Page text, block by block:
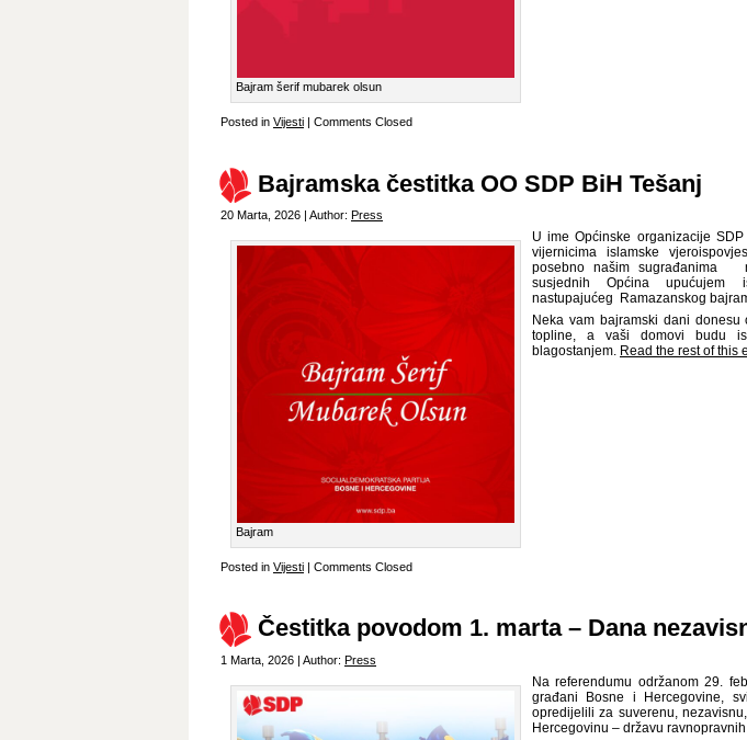
Bajram šerif mubarek olsun
Posted in Vijesti Comments Closed
Bajramska čestitka OO SDP BiH Tešanj
20 Marta, 2026 | Author: Press
Bajram
U ime Općinske organizacije
vijernicima islamske
posebno našim sugrađanima
susjednih Općina upućujem
nastupajućeg Ramazanskog
Neka vam bajramski dani
topline, a vaši domovi budu
blagostanjem. Read the rest of this
Posted in Vijesti | Comments Closed
Čestitka povodom 1. marta – Dana
1 Marta, 2026 | Author: Press
Na referendumu održanom 29.
građani Bosne i Hercegovine,
opredijelili za suverenu,
Hercegovinu – državu